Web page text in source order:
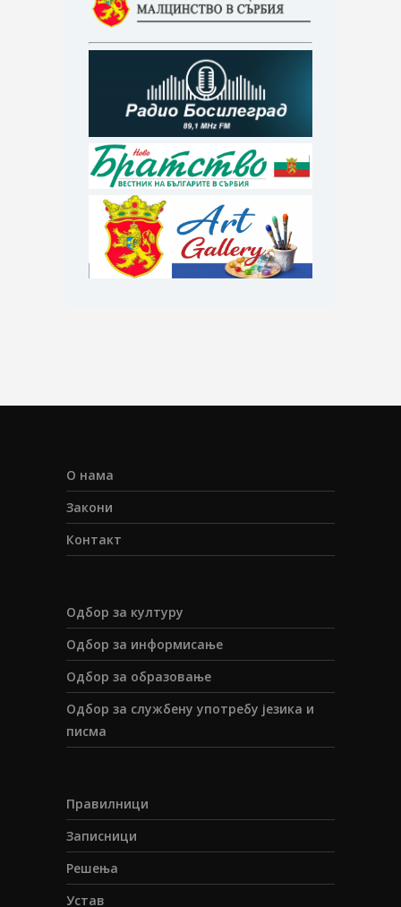
О нама
Закони
Контакт
Одбор за културу
Одбор за информисање
Одбор за образовање
Одбор за службену употребу језика и
писма
Правилници
Записници
Решења
Устав